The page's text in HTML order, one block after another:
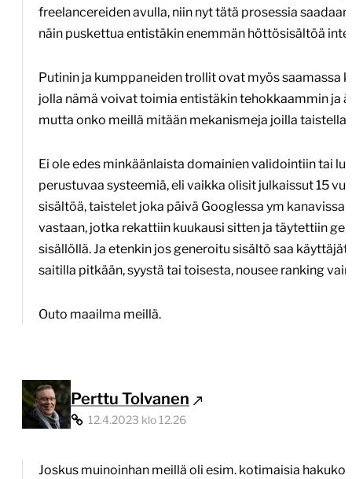
freelancereiden avulla, niin nyt tätä prosessia
näin puskettua entistäkin enemmän höttösisältöä
Putinin ja kumppaneiden trollit ovat myös saamassa
jolla nämä voivat toimia entistäkin tehokkaammin ja
mutta onko meillä mitään mekanismeja joilla taistella
Ei ole edes minkäänlaista domainien validointiin tai
perustuvaa systeemiä, eli vaikka olisit julkaissut 15
sisältöä, taistelet joka päivä Googlessa ym kanavissa
vastaan, jotka rekattiin kuukausi sitten ja täytettiin
sisällöllä. Ja etenkin jos generoitu sisältö saa
saitilla pitkään, syystä tai toisesta, nousee ranking
Outo maailma meillä.
Perttu Tolvanen
12.4.2023 klo 12.26
Joskus muinoinhan meillä oli esim. kotimaisia